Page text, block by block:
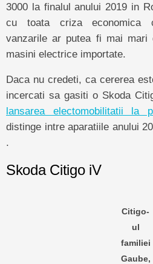
3000 la finalul anului 2019 in
cu toata criza economica
vanzarile ar putea fi mai mari
masini electrice importate.
Daca nu credeti, ca cererea
incercati sa gasiti o Skoda
lansarea electomobilitatii la
distinge intre aparatiile anului
.
Skoda Citigo iV
Citigo-
ul
familiei
Gaube,